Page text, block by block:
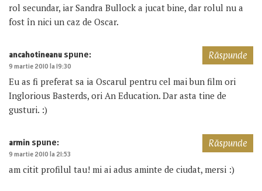
rol secundar, iar Sandra Bullock a jucat bine, dar rolul nu a
fost în nici un caz de Oscar.
ancahotineanu spune:
9 martie 2010 la 19:30
Eu as fi preferat sa ia Oscarul pentru cel mai bun film ori
Inglorious Basterds, ori An Education. Dar asta tine de
gusturi. :)
Răspunde
armin spune:
9 martie 2010 la 21:53
am citit profilul tau! mi ai adus aminte de ciudat, mersi :)
Răspunde